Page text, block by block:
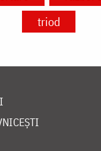
triod